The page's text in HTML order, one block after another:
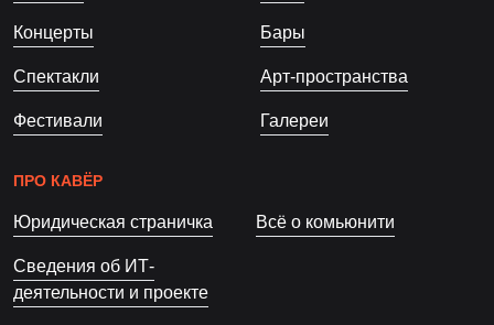
Концерты
Спектакли
Фестивали
Бары
Арт-пространства
Галереи
ПРО КАВЁР
Юридическая страничка Всё о комьюнити
Сведения об ИТ-
деятельности и проекте